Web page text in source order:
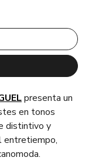
presenta un
en tonos
distintivo y
entretiempo,